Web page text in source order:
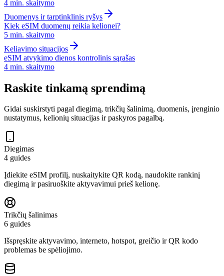
4 min. skaitymo
Duomenys ir tarptinklinis ryšys
Kiek eSIM duomenų reikia kelionei?
5 min. skaitymo
Keliavimo situacijos
eSIM atvykimo dienos kontrolinis sąrašas
4 min. skaitymo
Raskite tinkamą sprendimą
Gidai suskirstyti pagal diegimą, trikčių šalinimą, duomenis, įrenginio
nustatymus, kelionių situacijas ir paskyros pagalbą.
Diegimas
4 guides
Įdiekite eSIM profilį, nuskaitykite QR kodą, naudokite rankinį
diegimą ir pasiruoškite aktyvavimui prieš kelionę.
Trikčių šalinimas
6 guides
Išspręskite aktyvavimo, interneto, hotspot, greičio ir QR kodo
problemas be spėliojimo.